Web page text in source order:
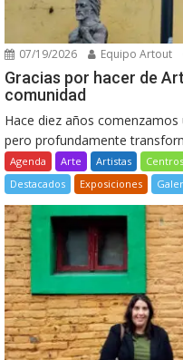
07/19/2026 Equipo Artout
Gracias por hacer de
comunidad
Hace diez años
pero profundamente
Agenda Arte Artistas
Destacados
Exposiciones